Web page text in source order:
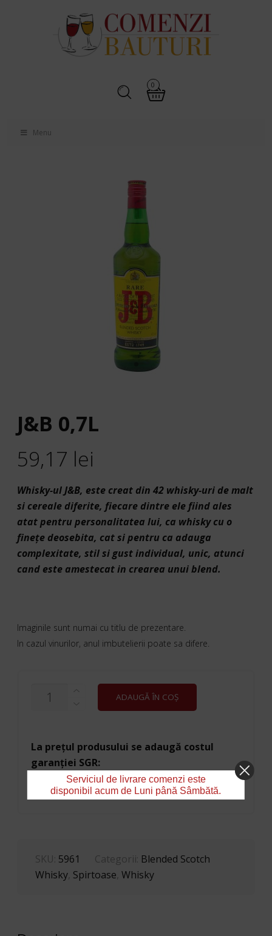
0
Menu
J&B 0,7L
59,17 lei
Whisky-ul J&B, este creat din 42 whisky-uri de malt
si cereale diferite, fiecare dintre ele fiind ales
atat pentru personalitatea lui, ca whisky cu o
fineţe deosebita, cat si pentru ca adauga
complexitate, stil si gust individual, unic, atunci
cand este amestecat in crearea unui blend.
Imaginile sunt numai cu titlu de prezentare.
In cazul vinurilor, anul imbutelierii poate sa difere.
ADAUGĂ ÎN COȘ
La prețul produsului se adaugă costul
garanției SGR:
Garanţie SGR - 1 Pack -0,50lei
SKU: 5961 Categorii: Blended Scotch
Whisky Spirtoase ,Whisky
Serviciul de livrare comenzi este
disponibil acum de Luni până Sâmbătă.